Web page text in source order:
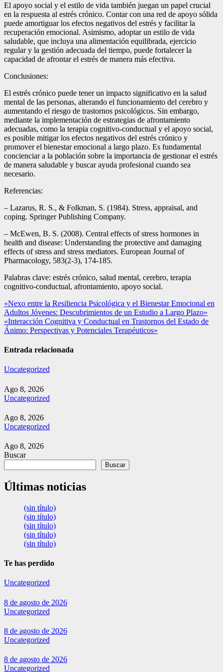
El apoyo social y el estilo de vida también juegan un papel crucial
en la respuesta al estrés crónico. Contar con una red de apoyo sólida
puede amortiguar los efectos negativos del estrés y facilitar la
recuperación emocional. Asimismo, adoptar un estilo de vida
saludable, que incluya una alimentación equilibrada, ejercicio
regular y la gestión adecuada del tiempo, puede fortalecer la
capacidad de afrontar el estrés de manera más efectiva.
Conclusiones:
El estrés crónico puede tener un impacto significativo en la salud
mental de las personas, alterando el funcionamiento del cerebro y
aumentando el riesgo de trastornos psicológicos. Sin embargo,
mediante la implementación de estrategias de afrontamiento
adecuadas, como la terapia cognitivo-conductual y el apoyo social,
es posible mitigar los efectos negativos del estrés crónico y
promover el bienestar emocional a largo plazo. Es fundamental
concienciar a la población sobre la importancia de gestionar el estrés
de manera saludable y buscar ayuda profesional cuando sea
necesario.
Referencias:
– Lazarus, R. S., & Folkman, S. (1984). Stress, appraisal, and
coping. Springer Publishing Company.
– McEwen, B. S. (2008). Central effects of stress hormones in
health and disease: Understanding the protective and damaging
effects of stress and stress mediators. European Journal of
Pharmacology, 583(2-3), 174-185.
Palabras clave: estrés crónico, salud mental, cerebro, terapia
cognitivo-conductual, afrontamiento, apoyo social.
Navegación
de
entradas
«Nexo entre la Resiliencia Psicológica y el Bienestar Emocional en
Adultos Jóvenes: Descubrimientos de un Estudio a Largo Plazo»
«Interacción Cognitiva y Conductual en Trastornos del Estado de
Ánimo: Perspectivas y Potenciales Terapéuticos»
Entrada relacionada
Uncategorized
Ago 8, 2026
Uncategorized
Ago 8, 2026
Uncategorized
Ago 8, 2026
Buscar
Buscar
Últimas noticias
(sin título)
(sin título)
(sin título)
(sin título)
(sin título)
Te has perdido
Uncategorized
8 de agosto de 2026
Uncategorized
8 de agosto de 2026
Uncategorized
8 de agosto de 2026
Uncategorized